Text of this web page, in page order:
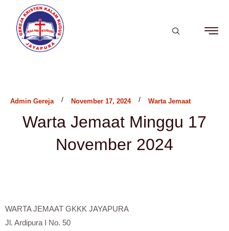
Admin Gereja / November 17, 2024 / Warta Jemaat
Warta Jemaat Minggu 17
November 2024
WARTA JEMAAT GKKK JAYAPURA
Jl. Ardipura I No. 50